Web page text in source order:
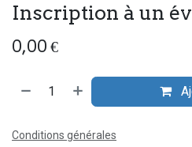
Inscription à un
0,00 €
Conditions générales